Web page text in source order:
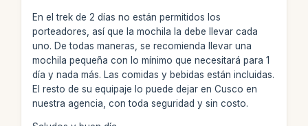
En el trek de 2 días no están permitidos los
porteadores, así que la mochila la debe llevar cada
uno. De todas maneras, se recomienda llevar una
mochila pequeña con lo mínimo que necesitará para 1
día y nada más. Las comidas y bebidas están incluidas.
El resto de su equipaje lo puede dejar en Cusco en
nuestra agencia, con toda seguridad y sin costo.